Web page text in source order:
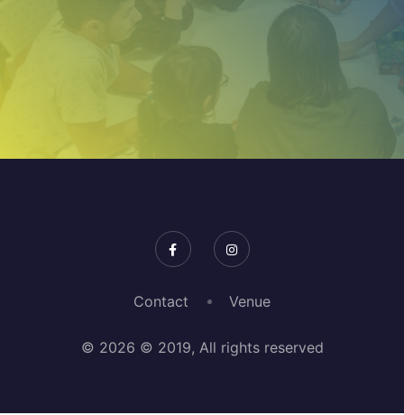
Contact Venue
© 2026 © 2019, All rights reserved